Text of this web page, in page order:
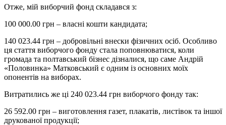
Отже, мій виборчий фонд складався з:
100 000.00 грн – власні кошти кандидата;
140 023.44 грн – добровільні внески фізичних осіб. Особливо
ця стаття виборчого фонду стала поповнюватися, коли
громада та полтавський бізнес дізналися, що саме Андрій
«Половинка» Матковський є одним із основних моїх
опонентів на виборах.
Витратились же ці 240 023.44 грн виборчого фонду так:
26 592.00 грн – виготовлення газет, плакатів, листівок та іншої
друкованої продукції;